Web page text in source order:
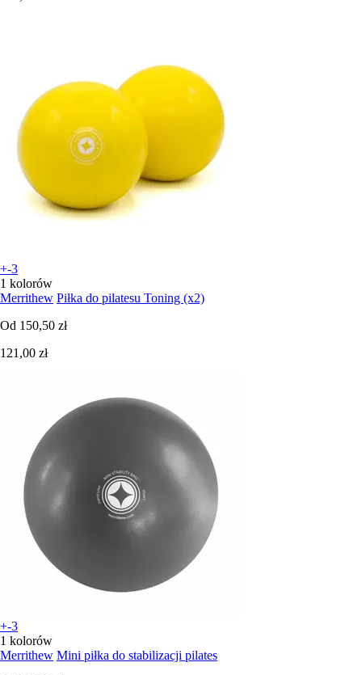
+-3
1 kolorów
Merrithew Piłka do pilatesu Toning (x2)
Od 150,50 zł
121,00 zł
+-3
1 kolorów
Merrithew Mini piłka do stabilizacji pilates